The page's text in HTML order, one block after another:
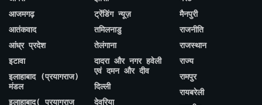
आजमगढ़
आतंकवाद
आंध्र प्रदेश
इटावा
इलाहाबाद (प्रयागराज)
मंडल
इलाहाबाद( प्रयागराज
ट्रेंडिंग न्यूज़
तमिलनाडु
तेलंगाना
दादरा और नगर हवेली
एवं दमन और दीव
दिल्ली
देवरिया
मैनपुरी
राजनीति
राजस्थान
राज्य
रामपुर
रायबरेली